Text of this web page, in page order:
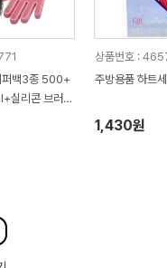
퍼백3종 500+
리콘 브러시
형 고무장갑
상품번호 :
주방용품 하트
1,430원